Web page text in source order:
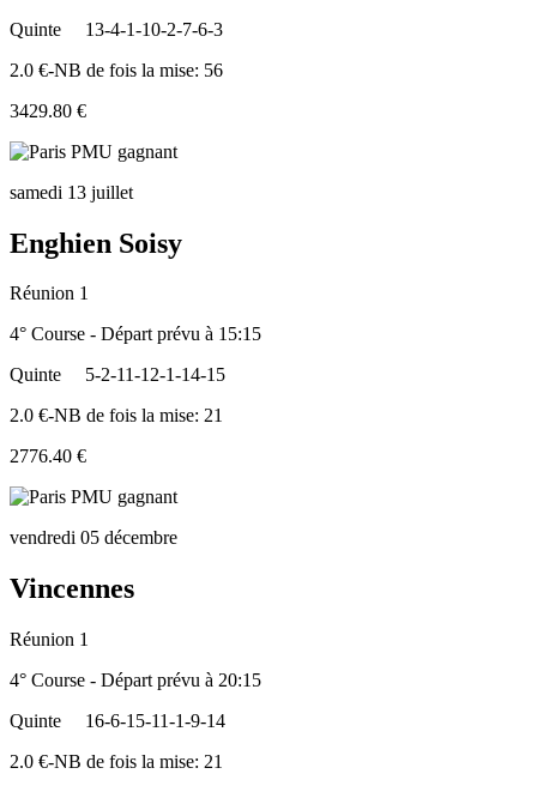
Quinte
13-4-1-10-2-7-6-3
2.0 €-NB de fois la mise: 56
3429.80 €
samedi 13 juillet
Enghien Soisy
Réunion 1
4° Course - Départ prévu à 15:15
Quinte
5-2-11-12-1-14-15
2.0 €-NB de fois la mise: 21
2776.40 €
vendredi 05 décembre
Vincennes
Réunion 1
4° Course - Départ prévu à 20:15
Quinte
16-6-15-11-1-9-14
2.0 €-NB de fois la mise: 21